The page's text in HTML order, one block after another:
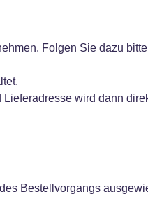
Folgen Sie dazu
wird dann
Bestellvorgangs